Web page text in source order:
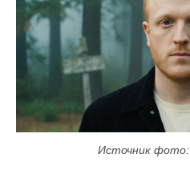
Источник фото: